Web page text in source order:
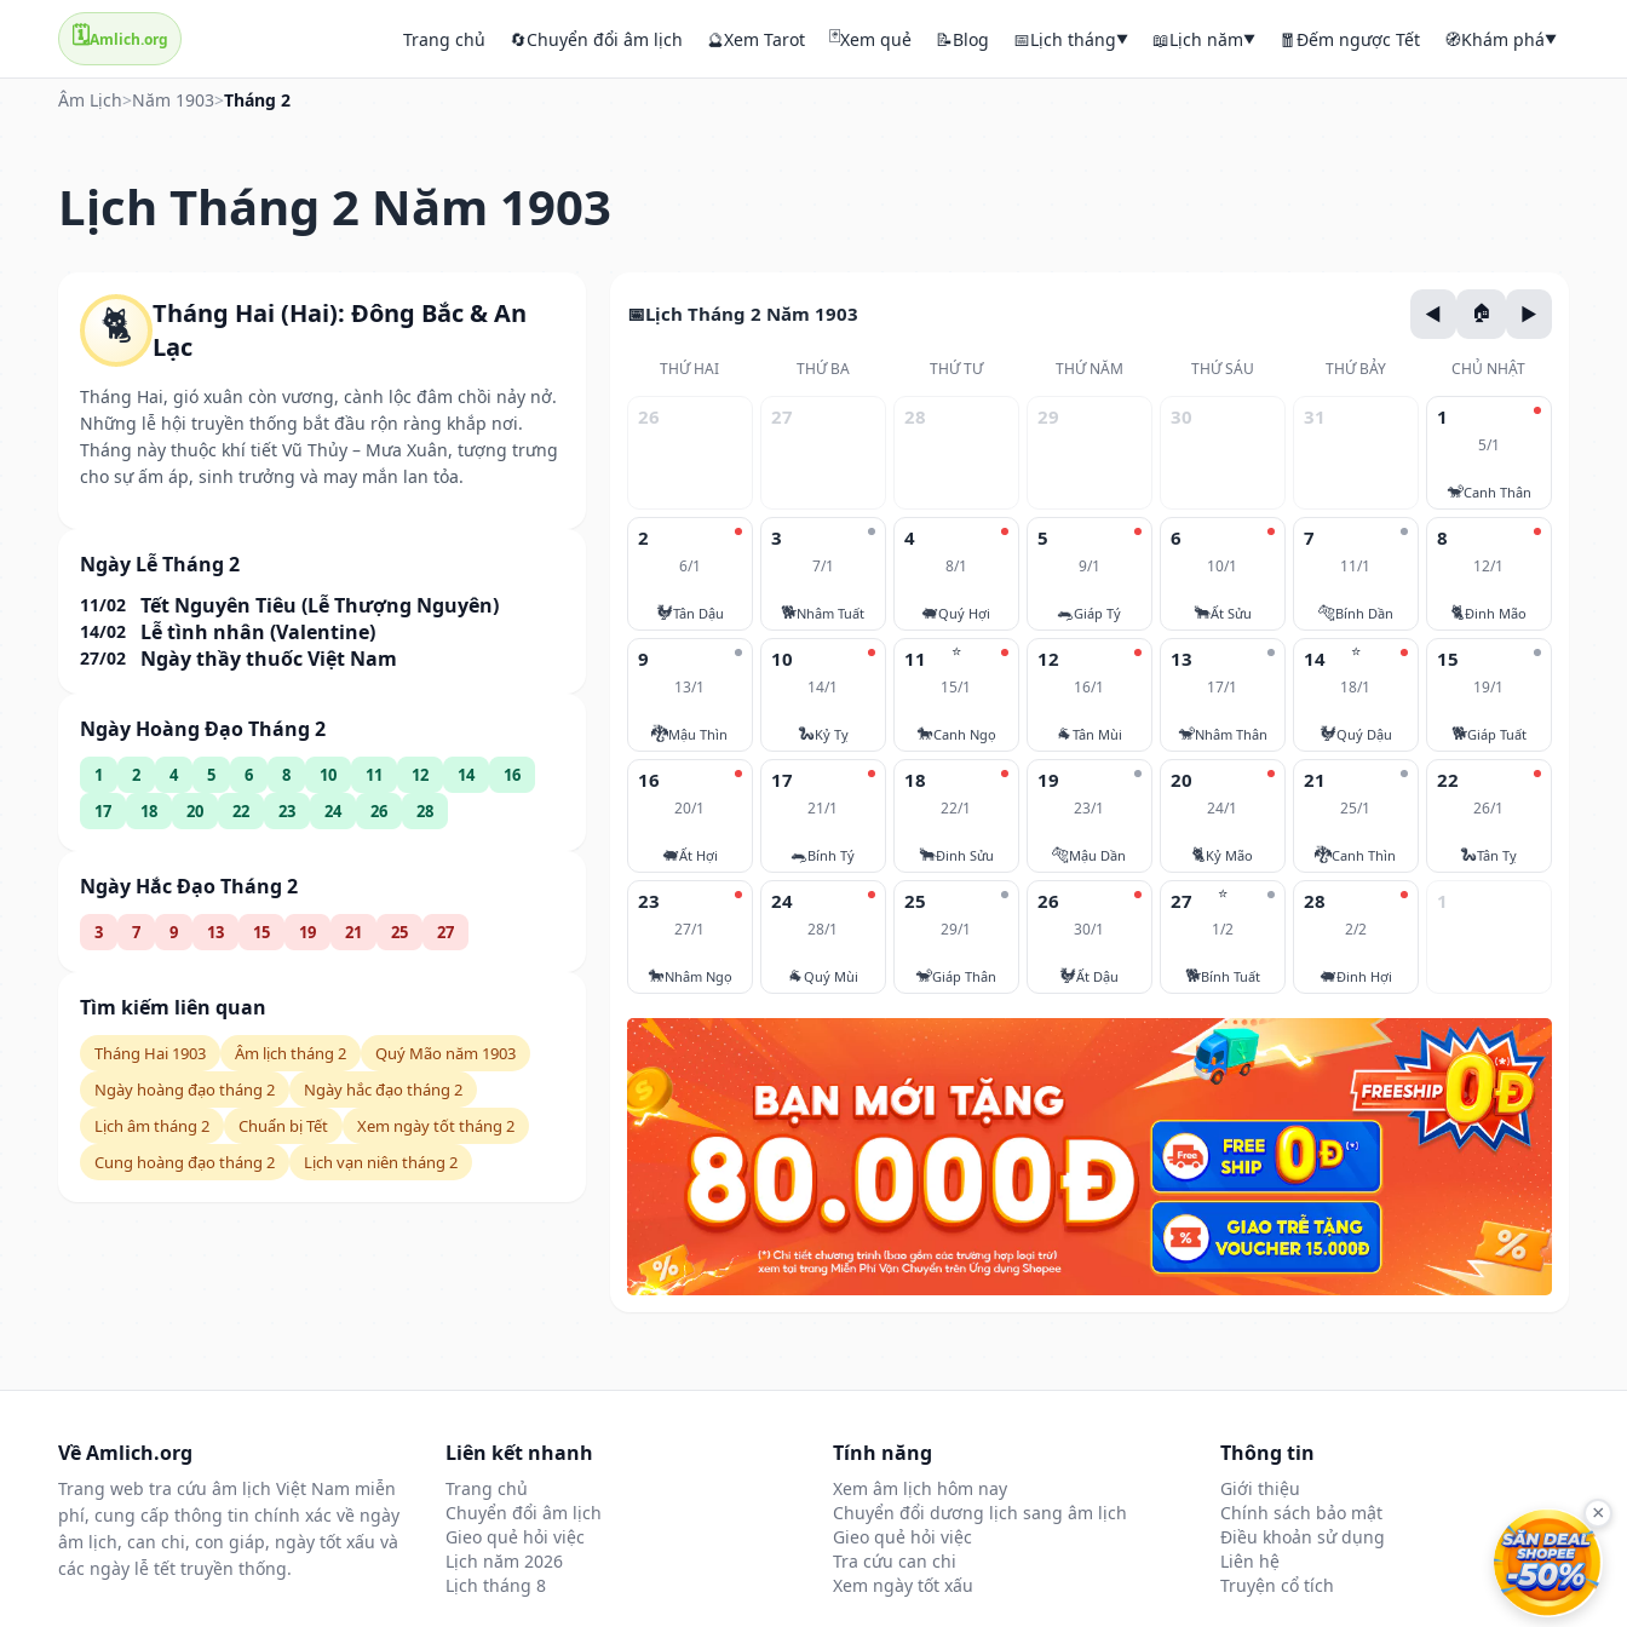
🗓️Amlich.org Trang chủ 🔄Chuyển đổi âm lịch 🔮Xem Tarot 🃏Xem quẻ 📝Blog 📅Lịch tháng▼ 📖Lịch năm▼ 🧧Đếm ngược Tết 🧭Khám phá▼
Âm Lịch>Năm 1903>Tháng 2
Lịch Tháng 2 Năm 1903
🐈
Tháng Hai (Hai): Đông Bắc & An
Lạc
Tháng Hai, gió xuân còn vương, cành lộc đâm chồi nảy nở.
Những lễ hội truyền thống bắt đầu rộn ràng khắp nơi.
Tháng này thuộc khí tiết Vũ Thủy – Mưa Xuân, tượng trưng
cho sự ấm áp, sinh trưởng và may mắn lan tỏa.
Ngày Lễ Tháng 2
11/02 Tết Nguyên Tiêu (Lễ Thượng Nguyên)
14/02 Lễ tình nhân (Valentine)
27/02 Ngày thầy thuốc Việt Nam
Ngày Hoàng Đạo Tháng 2
1 2 4 5 6 8 10 11 12 14
16
17
18 20 22 23 24 26 28
Ngày Hắc Đạo Tháng 2
3 7 9 13 15 19 21 25 27
Tìm kiếm liên quan
Tháng Hai 1903 Âm lịch tháng 2
Quý Mão năm 1903
Ngày hoàng đạo tháng 2
Ngày hắc đạo tháng 2
Lịch âm tháng 2
Chuẩn bị Tết
Xem ngày tốt tháng 2
Cung hoàng đạo tháng 2
Lịch vạn niên tháng 2
Lịch Tháng 2 Năm 1903
THỨ HAI THỨ BA THỨ TƯ THỨ NĂM THỨ SÁU THỨ BẢY CHỦ NHẬT
26 27 28 29 30 31 1
5/1
🐒Canh Thân
2
6/1
🐓Tân Dậu
3
7/1
🐕Nhâm Tuất
4
8/1
🐖Quý Hợi
5
9/1
🐀Giáp Tý
6
10/1
🐂Ất Sửu
7
11/1
🐅Bính Dần
8
12/1
🐈Đinh Mão
9
13/1
🐉Mậu Thìn
10
14/1
🐍Kỷ Tỵ
⭐
11
15/1
🐎Canh Ngọ
12
16/1
🐐Tân Mùi
13
17/1
🐒Nhâm Thân
⭐
14
18/1
🐓Quý Dậu
15
19/1
🐕Giáp Tuất
16
20/1
🐖Ất Hợi
17
21/1
🐀Bính Tý
18
22/1
🐂Đinh Sửu
19
23/1
🐅Mậu Dần
20
24/1
🐈Kỷ Mão
21
25/1
🐉Canh Thìn
22
26/1
🐍Tân Tỵ
23
27/1
🐎Nhâm Ngọ
24
28/1
🐐Quý Mùi
25
29/1
🐒Giáp Thân
26
30/1
🐓Ất Dậu
⭐
27
1/2
🐕Bính Tuất
28
2/2
🐖Đinh Hợi
1
Về Amlich.org
Trang web tra cứu âm lịch Việt Nam miễn
phí, cung cấp thông tin chính xác về ngày
âm lịch, can chi, con giáp, ngày tốt xấu và
các ngày lễ tết truyền thống.
Liên kết nhanh
Trang chủ
Chuyển đổi âm lịch
Gieo quẻ hỏi việc
Lịch năm 2026
Lịch tháng 8
Tính năng
Xem âm lịch hôm nay
Chuyển đổi dương lịch sang âm lịch
Gieo quẻ hỏi việc
Tra cứu can chi
Xem ngày tốt xấu
Thông tin
Giới thiệu
Chính sách bảo mật
Điều khoản sử dụng
Liên hệ
Truyện cổ tích
×